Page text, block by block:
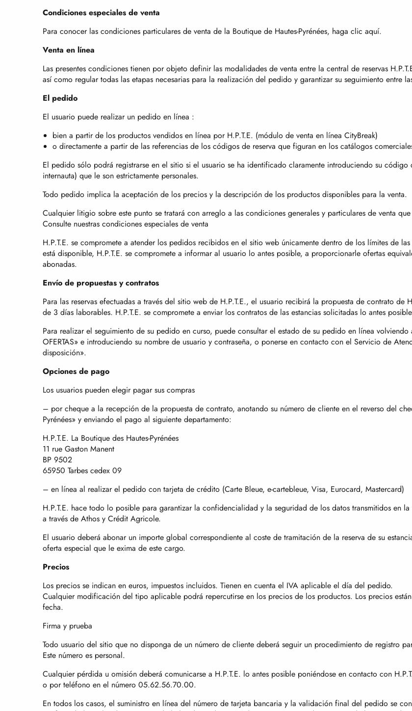
Condiciones especiales de venta
Para conocer las condiciones particulares de venta de la Boutique de Hautes-Pyrénées, haga clic aquí.
Venta en línea
Las presentes condiciones tienen por objeto definir las modalidades de venta entre la central de reservas
así como regular todas las etapas necesarias para la realización del pedido y garantizar su seguimiento entre
El pedido
El usuario puede realizar un pedido en línea :
bien a partir de los productos vendidos en línea por H.P.T.E. (módulo de venta en línea CityBreak)
o directamente a partir de las referencias de los códigos de reserva que figuran en los catálogos
El pedido sólo podrá registrarse en el sitio si el usuario se ha identificado claramente introduciendo su
internauta) que le son estrictamente personales.
Todo pedido implica la aceptación de los precios y la descripción de los productos disponibles para la venta.
Cualquier litigio sobre este punto se tratará con arreglo a las condiciones generales y particulares de venta
Consulte nuestras condiciones especiales de venta
H.P.T.E. se compromete a atender los pedidos recibidos en el sitio web únicamente dentro de los límites de
está disponible, H.P.T.E. se compromete a informar al usuario lo antes posible, a proporcionarle ofertas
abonadas.
Envío de propuestas y contratos
Para las reservas efectuadas a través del sitio web de H.P.T.E., el usuario recibirá la propuesta de contrato
de 3 días laborables. H.P.T.E. se compromete a enviar los contratos de las estancias solicitadas lo antes
Para realizar el seguimiento de su pedido en curso, puede consultar el estado de su pedido en línea
OFERTAS» e introduciendo su nombre de usuario y contraseña, o ponerse en contacto con el Servicio de
disposición».
Opciones de pago
Los usuarios pueden elegir pagar sus compras
– por cheque a la recepción de la propuesta de contrato, anotando su número de cliente en el reverso del
Pyrénées» y enviando el pago al siguiente departamento:
H.P.T.E. La Boutique des Hautes-Pyrénées
11 rue Gaston Manent
BP 9502
65950 Tarbes cedex 09
– en línea al realizar el pedido con tarjeta de crédito (Carte Bleue, e-cartebleue, Visa, Eurocard, Mastercard)
H.P.T.E. hace todo lo posible para garantizar la confidencialidad y la seguridad de los datos transmitidos en
a través de Athos y Crédit Agricole.
El usuario deberá abonar un importe global correspondiente al coste de tramitación de la reserva de su
oferta especial que le exima de este cargo.
Precios
Los precios se indican en euros, impuestos incluidos. Tienen en cuenta el IVA aplicable el día del pedido.
Cualquier modificación del tipo aplicable podrá repercutirse en los precios de los productos. Los precios
fecha.
Firma y prueba
Todo usuario del sitio que no disponga de un número de cliente deberá seguir un procedimiento de registro
Este número es personal.
Cualquier pérdida u omisión deberá comunicarse a H.P.T.E. lo antes posible poniéndose en contacto con
o por teléfono en el número 05.62.56.70.00.
En todos los casos, el suministro en línea del número de tarjeta bancaria y la validación final del pedido se